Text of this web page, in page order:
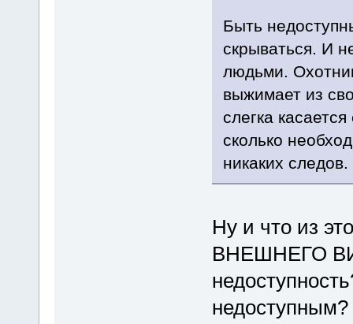
Быть
скрываться. И
людьми.
выжимает из
слегка
сколько
никаких следов.
Ну и что из
ВНЕШНЕГО